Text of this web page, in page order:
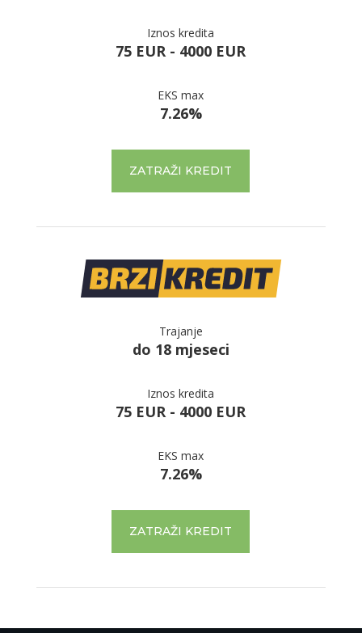
Iznos kredita
75 EUR - 4000 EUR
EKS max
7.26%
ZATRAŽI KREDIT
Trajanje
do 18 mjeseci
Iznos kredita
75 EUR - 4000 EUR
EKS max
7.26%
ZATRAŽI KREDIT